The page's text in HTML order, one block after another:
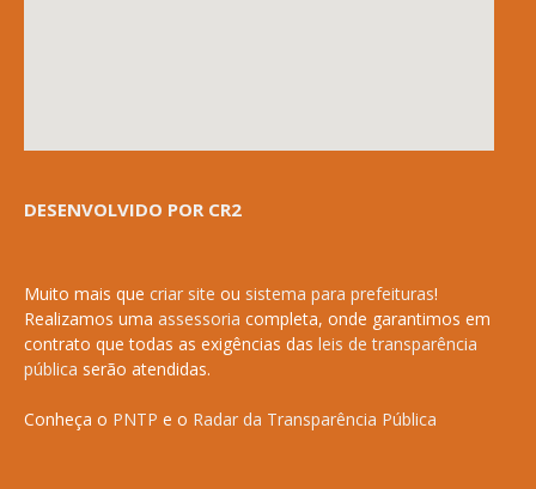
DESENVOLVIDO POR CR2
Muito mais que criar site ou sistema para prefeituras!
Realizamos uma assessoria completa, onde garantimos em
contrato que todas as exigências das leis de transparência
pública serão atendidas.
Conheça o PNTP e o Radar da Transparência Pública